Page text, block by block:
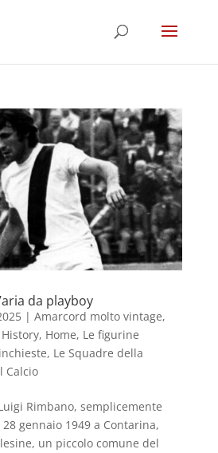
da playboy
| Amarcord molto vintage,
History, Home, Le figurine
, Le Squadre della
Calcio
Rimbano, semplicemente
gennaio 1949 a Contarina,
un piccolo comune del